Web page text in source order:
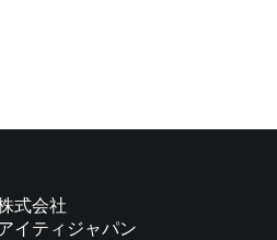
式会社
イティジャパン